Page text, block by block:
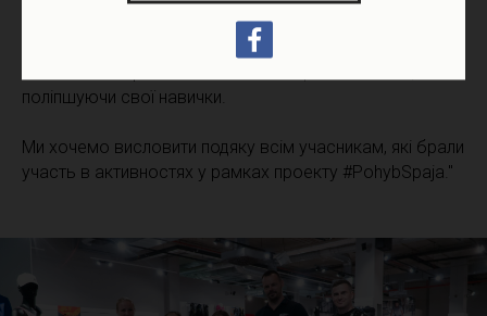
мотивували учасників займатися спортом
правильно та ефективно, підвищуючи рівень рухової
поліпшуючи свої навички.
Ми хочемо висловити подяку всім учасникам, які брали
участь в активностях у рамках проекту #PohybSpaja."